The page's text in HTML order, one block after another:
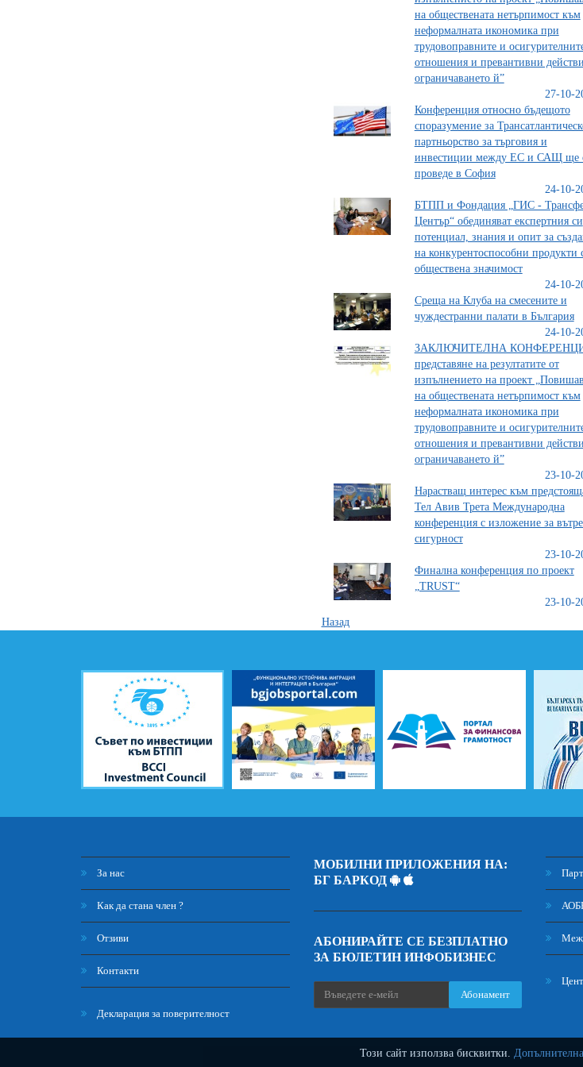
Този сайт използва бисквитки.
на обществената нетърпимост към
неформалната икономика при
трудовоправните и
отношения и превантивни
ограничаването й”
27-10-
Конференция относно бъдещото
споразумение за
партньорство за търговия и
инвестиции между ЕС и САЩ ще
проведе в София
24-10-
БТПП и Фондация „ГИС -
Център“ обединяват експертния си
потенциал, знания и опит за
на конкурентоспособни продукти
обществена значимост
24-10-
Среща на Клуба на смесените и
чуждестранни палати в България
24-10-
ЗАКЛЮЧИТЕЛНА
представяне на резултатите от
изпълнението на проект
на обществената нетърпимост към
неформалната икономика при
трудовоправните и
отношения и превантивни
ограничаването й”
23-10-
Нарастващ интерес към
Тел Авив Трета Международна
конференция с изложение за
сигурност
23-10-
Финална конференция по проект
„TRUST“
23-10-
Назад
За нас
Как да стана член ?
Отзиви
Контакти
Декларация за поверителност
МОБИЛНИ ПРИЛОЖЕНИЯ НА:
БГ БАРКОД
АБОНИРАЙТЕ СЕ БЕЗПЛАТНО
ЗА БЮЛЕТИН ИНФОБИЗНЕС
Абонамент